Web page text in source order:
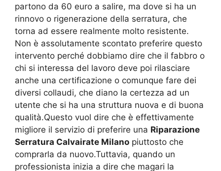
partono da 60 euro a salire, ma dove si ha un
rinnovo o rigenerazione della serratura, che
torna ad essere realmente molto resistente.
Non è assolutamente scontato preferire questo
intervento perché dobbiamo dire che il fabbro o
chi si interessa del lavoro deve poi rilasciare
anche una certificazione o comunque fare dei
diversi collaudi, che diano la certezza ad un
utente che si ha una struttura nuova e di buona
qualità.Questo vuol dire che è effettivamente
migliore il servizio di preferire una Riparazione
Serratura Calvairate Milano piuttosto che
comprarla da nuovo.Tuttavia, quando un
professionista inizia a dire che magari la